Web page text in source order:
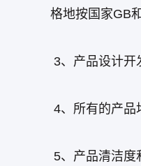
格地按国家GB
3、产品设计开
4、所有的产品
5、产品清洁度